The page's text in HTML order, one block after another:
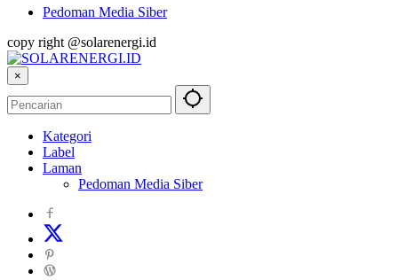
Pedoman Media Siber
copy right @solarenergi.id
×
Kategori
Label
Laman
Pedoman Media Siber